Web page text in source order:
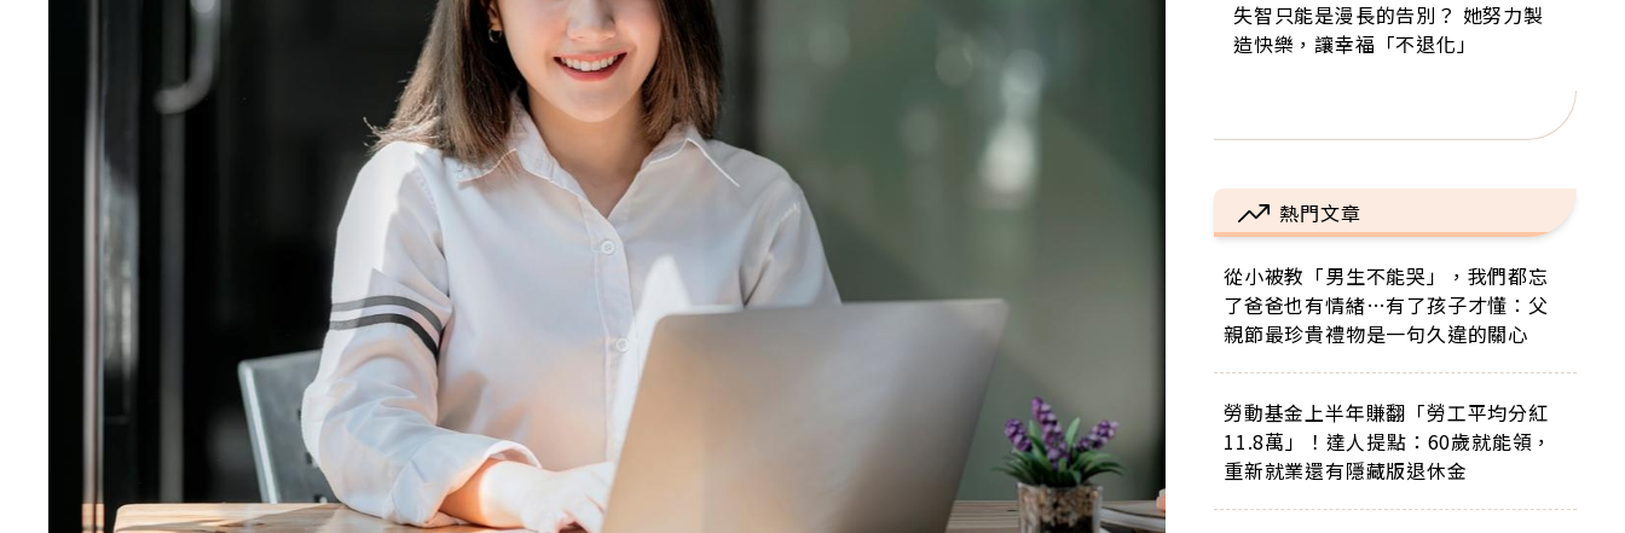
失智只能是漫長的告別？ 她努力製
造快樂，讓幸福「不退化」
來自剛果的巧克力神父 為台灣奉獻
36年 「台灣是我的家，我連作夢都
63歲卸矽谷副總、搬回台灣找快
樂！「蛋黃哥小丑」走進安養院，
104歲打破金氏世界紀錄 成為全球
最年長羽球選手，分享長壽的秘密
事業巔峰他選擇追夢…黑手阿伯拉
小提琴還登上小巨蛋！連CNN都大
熱門文章
從小被教「男生不能哭」，我們都忘
了爸爸也有情緒…有了孩子才懂：父
親節最珍貴禮物是一句久違的關心
勞動基金上半年賺翻「勞工平均分紅
11.8萬」！達人提點：60歲就能領，
重新就業還有隱藏版退休金